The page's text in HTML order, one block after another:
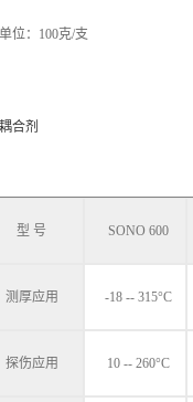
位：100克/支
合剂
型 号 SONO 600
测厚应用 -18 -- 315°C
探伤应用 10 -- 260°C